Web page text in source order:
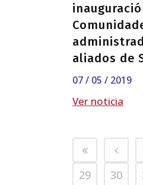
aliados de
07 / 05 / 2019
Ver noticia
29
30